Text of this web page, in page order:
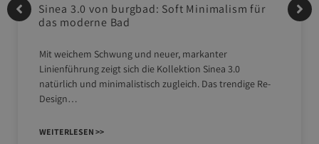
Sinea 3.0 von burgbad: Soft Minimalism für
das moderne Bad
Mit weichem Schwung und neuer, markanter
Linienführung zeigt sich die Kollektion Sinea 3.0
natürlich und minimalistisch zugleich. Das trendige Re-
Design…
WEITERLESEN >>